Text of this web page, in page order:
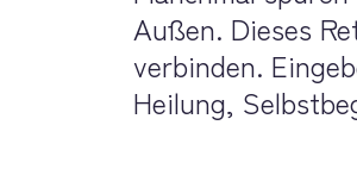
Außen. Dieses
verbinden.
Heilung,